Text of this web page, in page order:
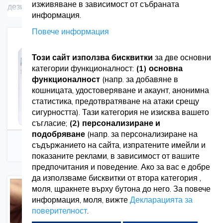
дезинфектанти за повърхности и инструменти, както и
Нашето предложение включва:
Дезинфектант за ръце и тъкан, с антисептичен и
дезинфектантен ефект. Създава оптимален защитен
слой и е нежна към кожата.
За хигиенично дезинфекциране на ръцете се
препоръчва 3 мл от продукта да се масажира в ръцете
в продължение на 30 секунди, а за хирургично
дезинфекциране на ръцете - 2.5-3 мл да се използват в
продължение на 3 минути.
Ензимен почистващ препарат за инструменти.
Дезинфектант за
повърхности
Дезинфектант за
инструменти
изживяване в зависимост от събраната
информация.
Повече информация
Този сайт използва бисквитки за две основни
категории функционалност: (1) основна
функционалност (напр. за добавяне в
кошницата, удостоверяване и акаунт, анонимна
статистика, предотвратяване на атаки срещу
сигурността). Тази категория не изисква вашето
съгласие; (2) персонализиране и
подобряване (напр. за персонализиране на
съдържанието на сайта, изпратените имейли и
показаните реклами, в зависимост от вашите
предпочитания и поведение. Ако за вас е добре
да използваме бисквитки от втора категория ,
моля, щракнете върху бутона до него. За повече
информация, моля, вижте Декларацията за
поверителност.